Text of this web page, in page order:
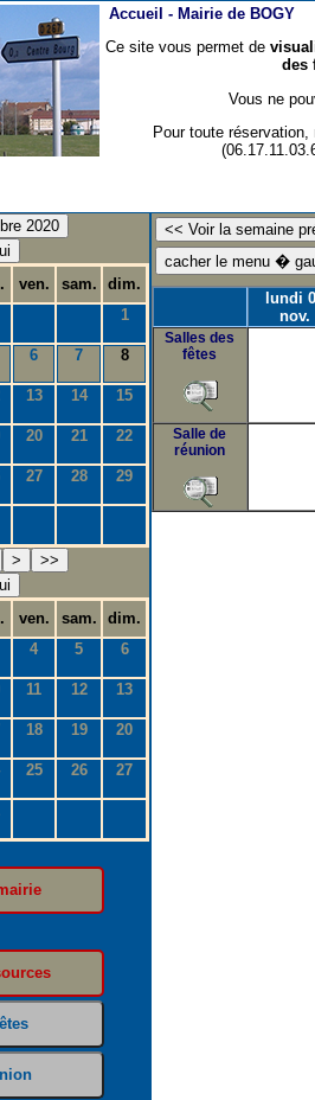
Accueil - Mairie de BOGY
Ce site vous permet de
des
Vous ne
Pour toute
2020
ven. sam.
dim.
1
6 7 8
13 14 15
20 21 22
27 28 29
>
>>
ven. sam.
dim.
4 5 6
11 12 13
18 19 20
25 26 27
lundi
nov.
Salles des
fêtes
Salle de
réunion